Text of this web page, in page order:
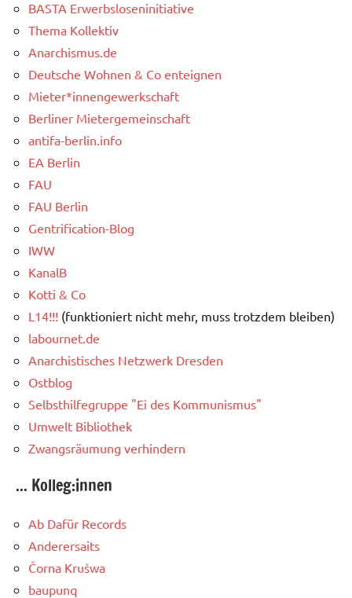
BASTA Erwerbsloseninitiative
Thema Kollektiv
Anarchismus.de
Deutsche Wohnen & Co enteignen
Mieter*innengewerkschaft
Berliner Mietergemeinschaft
antifa-berlin.info
EA Berlin
FAU
FAU Berlin
Gentrification-Blog
IWW
KanalB
Kotti & Co
L14!!! (funktioniert nicht mehr, muss trotzdem bleiben)
labournet.de
Anarchistisches Netzwerk Dresden
Ostblog
Selbsthilfegruppe "Ei des Kommunismus"
Umwelt Bibliothek
Zwangsräumung verhindern
... Kolleg:innen
Ab Dafür Records
Anderersaits
Čorna Krušwa
baupunq